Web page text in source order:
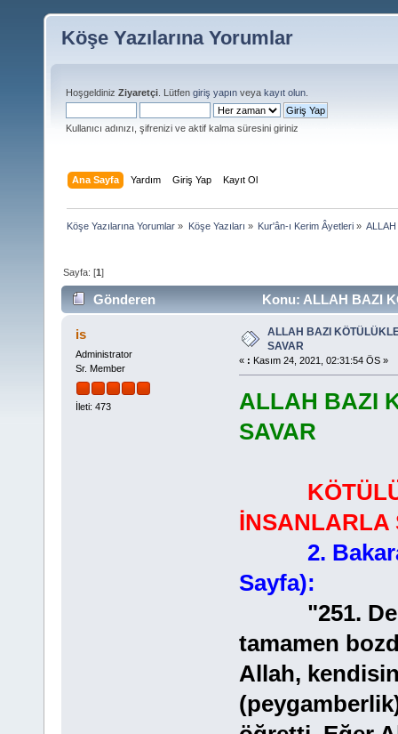
Köşe Yazılarına Yorumlar
Hoşgeldiniz Ziyaretçi . Lütfen giriş yapın veya kayıt olun
Kullanıcı adınızı, şifrenizi ve aktif kalma süresini giriniz
Ana Sayfa Yardım Giriş Yap Kayıt Ol
Köşe Yazılarına Yorumlar » Köşe Yazıları » Kur'ân-ı Kerim Âyetleri»
Sayfa: [1]
Gönderen
Konu: ALLAH BAZI
defa)
is
Administrator
Sr. Member
İleti: 473
ALLAH BAZI
SAVAR
« : Kasım 24, 2021, 02:31:54 ÖS »
ALLAH BAZI
SAVAR
İNSANLARLA
2.
Sayfa):
"251.
tamamen
Allah,